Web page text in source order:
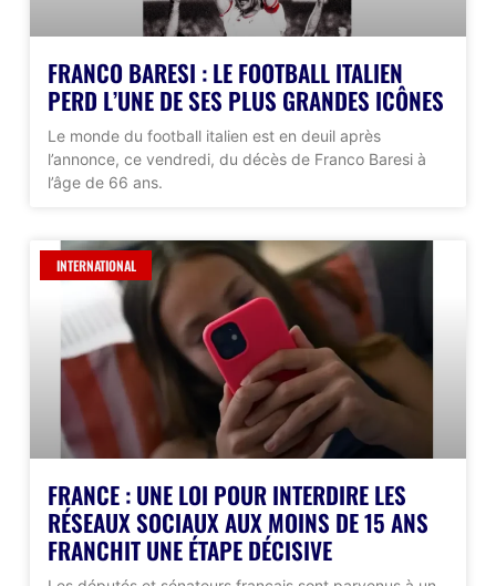
FRANCO BARESI : LE FOOTBALL ITALIEN
PERD L’UNE DE SES PLUS GRANDES ICÔNES
Le monde du football italien est en deuil après
l’annonce, ce vendredi, du décès de Franco Baresi à
l’âge de 66 ans.
INTERNATIONAL
FRANCE : UNE LOI POUR INTERDIRE LES
RÉSEAUX SOCIAUX AUX MOINS DE 15 ANS
FRANCHIT UNE ÉTAPE DÉCISIVE